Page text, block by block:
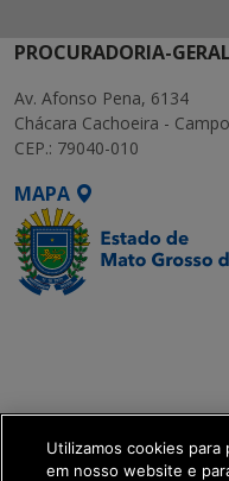
PROCURADORIA-
Av. Afonso Pena, 6134
Chácara Cachoeira -
CEP.: 79040-010
MAPA
get_footer();
Utilizamos cookies
em nosso website e